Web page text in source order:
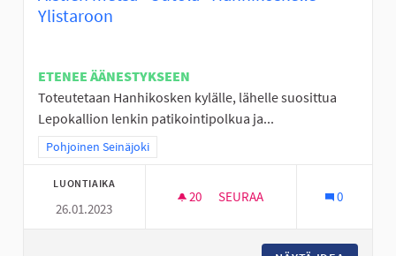
Ylistaroon
ETENEE ÄÄNESTYKSEEN
Toteutetaan Hanhikosken kylälle, lähelle suosittua
Lepokallion lenkin patikointipolkua ja...
Rajaa tulokset teeman mukaan: Pohjoinen Seinäjoki
Pohjoinen Seinäjoki
LUONTIAIKA
26.01.2023
20 20 SEURAAJAA
SEURAA 0